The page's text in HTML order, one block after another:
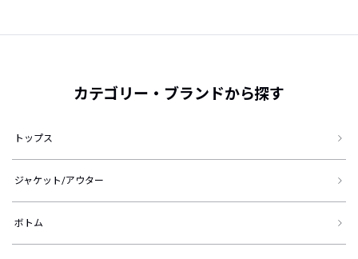
カテゴリー・ブランドから探す
トップス
ジャケット/アウター
ボトム